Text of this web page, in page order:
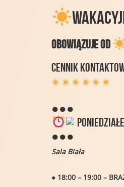
Obowiązuje od
CENNIK
●●●
●●●
Sala Biała
● 18:00 – 19:00 –